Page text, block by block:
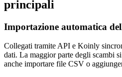
principali
Importazione automatica
Collegati tramite API e Koinly
dati. La maggior parte degli scambi
anche importare file CSV o